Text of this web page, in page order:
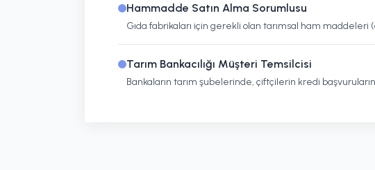
Hammadde Satın Alma Sorumlusu
Gıda fabrikaları için gerekli olan tarımsal ham
Tarım Bankacılığı Müşteri Temsilcisi
Bankaların tarım şubelerinde, çiftçilerin kredi